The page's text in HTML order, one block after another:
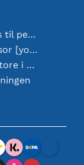
Lodning som en professionel: Tips til perfekte elektroniske forbindelser
Valg af den rigtige temperatursensor [youtube]
18650 Batterier: Små i størrelse, store i ydeevne